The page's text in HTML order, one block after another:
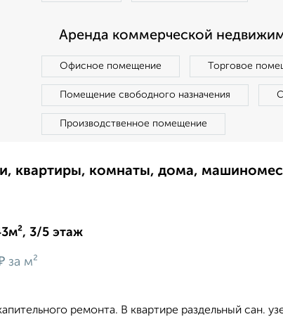
Аренда коммерческой
Офисное помещение Торговое
Помещение свободного назначения
Производственное помещение
квартиры, комнаты, дома,
3/5 этаж
за м²
ремонта. В квартире раздельный сан.